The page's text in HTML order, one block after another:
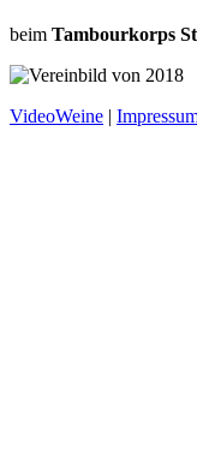
beim Tambourkorps
VideoWeine |